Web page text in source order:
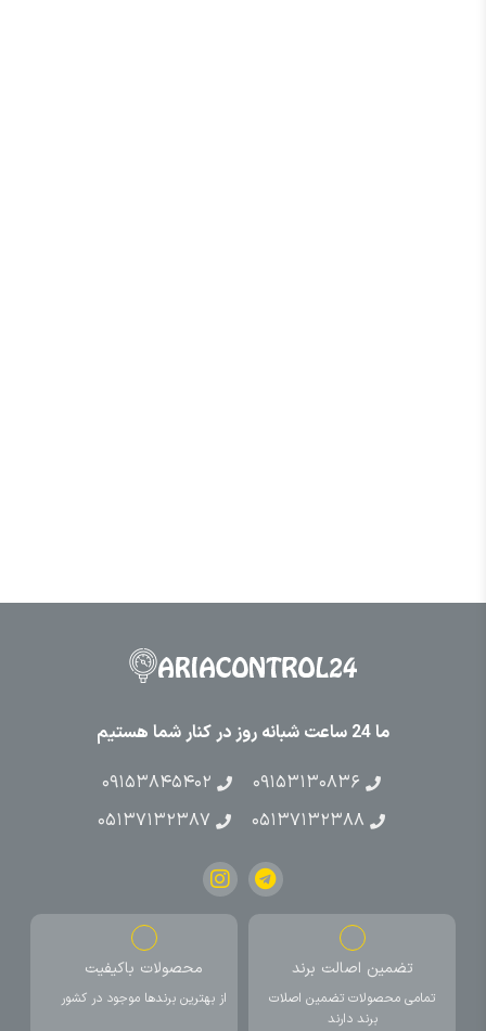
ما 24 ساعت شبانه روز در کنار شما هستیم
۰۹۱۵۳۱۳۰۸۳۶
۰۹۱۵۳۸۴۵۴۰۲
۰۵۱۳۷۱۳۲۳۸۸
۰۵۱۳۷۱۳۲۳۸۷
تضمین اصالت برند
تمامی محصولات تضمین اصلات
برند دارند
محصولات باکیفیت
از بهترین برندها موجود در کشور